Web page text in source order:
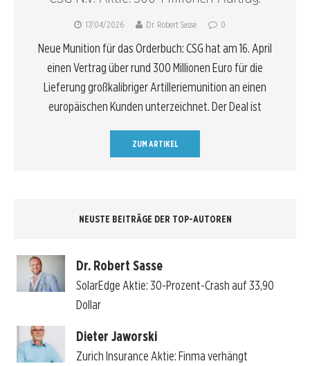
17/04/2026 Dr. Robert Sasse 0
Neue Munition für das Orderbuch: CSG hat am 16. April
einen Vertrag über rund 300 Millionen Euro für die
Lieferung großkalibriger Artilleriemunition an einen
europäischen Kunden unterzeichnet. Der Deal ist
ZUM ARTIKEL
NEUSTE BEITRÄGE DER TOP-AUTOREN
Dr. Robert Sasse
SolarEdge Aktie: 30-Prozent-Crash auf 33,90
Dollar
Dieter Jaworski
Zurich Insurance Aktie: Finma verhängt